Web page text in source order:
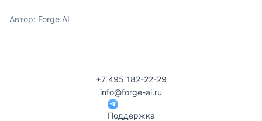
Автор: Forge AI
+7 495 182-22-29
info@forge-ai.ru
Поддержка